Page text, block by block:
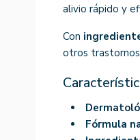
alivio rápido y
Con
otros
Fórmula